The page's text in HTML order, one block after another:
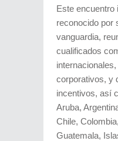
Este encuentro
reconocido por
vanguardia,
cualificados
corporativos, y
incentivos, así
Aruba,
Chile,
Guatemala,